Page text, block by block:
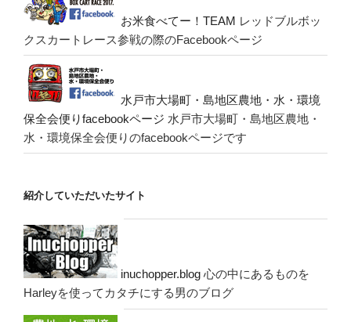
お米食べてー！TEAM レッドブルボッ
クスカートレース参戦の際のFacebookページ
水戸市大場町・島地区農地・水・環境
保全会便りfacebookページ 水戸市大場町・島地区農地・
水・環境保全会便りのfacebookページです
紹介していただいたサイト
inuchopper.blog 心の中にあるものを
Harleyを使ってカタチにする男のブログ